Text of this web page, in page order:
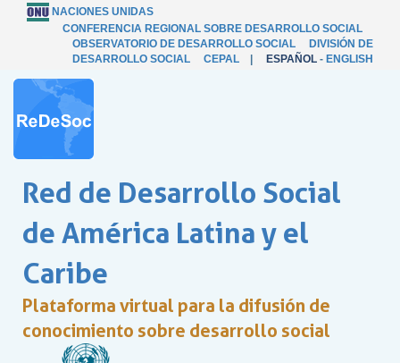
NACIONES UNIDAS
CONFERENCIA REGIONAL SOBRE DESARROLLO SOCIAL
OBSERVATORIO DE DESARROLLO SOCIAL
DIVISIÓN DE
DESARROLLO SOCIAL
CEPAL ESPAÑOL - ENGLISH
Red de Desarrollo Social
de América Latina y el
Caribe
Plataforma virtual para la difusión de
conocimiento sobre desarrollo social